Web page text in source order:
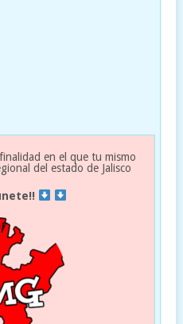
en el que tu mismo
del estado de Jalisco